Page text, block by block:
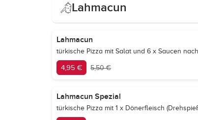
Lahmacun
Lahmacun
türkische Pizza mit Salat und 6 x Saucen
4,95 € 5,50 €
Lahmacun Spezial
türkische Pizza mit 1 x Dönerfleisch